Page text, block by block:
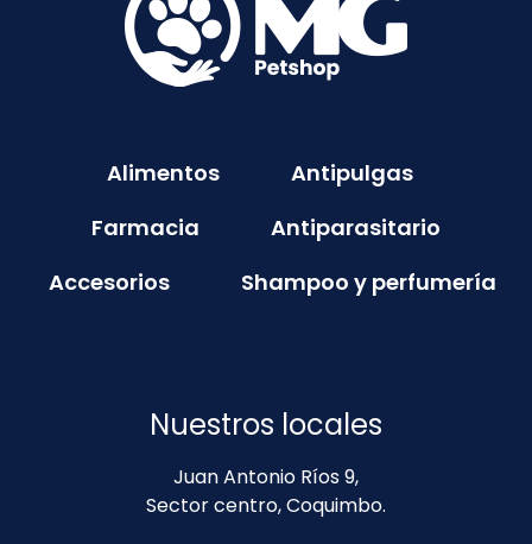
Alimentos
Antipulgas
Farmacia
Antiparasitario
Accesorios
Shampoo y perfumería
Nuestros locales
Juan Antonio Ríos 9,
Sector centro, Coquimbo.